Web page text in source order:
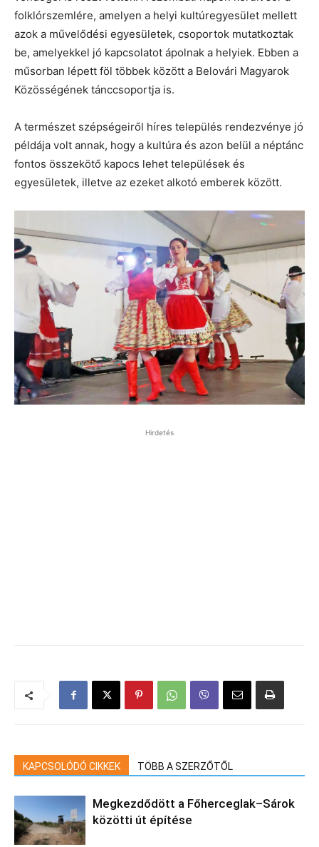
folklórszemlére, amelyen a helyi kultúregyesület mellett
azok a művelődési egyesületek, csoportok mutatkoztak
be, amelyekkel jó kapcsolatot ápolnak a helyiek. Ebben a
műsorban lépett föl többek között a Belovári Magyarok
Közösségének tánccsoportja is.
A természet szépségeiről híres település rendezvénye jó
példája volt annak, hogy a kultúra és azon belül a néptánc
fontos összekötő kapocs lehet települések és
egyesületek, illetve az ezeket alkotó emberek között.
Hirdetés
KAPCSOLÓDÓ CIKKEK TÖBB A SZERZŐTŐL
Megkezdődött a Főherceglak–Sárok
közötti út építése